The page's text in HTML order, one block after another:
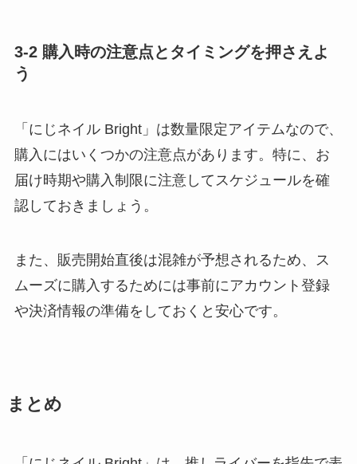
3-2 購入時の注意点とタイミングを押さえよ
う
「にじネイル Bright」は数量限定アイテムなので、
購入にはいくつかの注意点があります。 特に、お
届け時期や購入制限に注意してスケジュールを確
認しておきましょう。
また、販売開始直後は混雑が予想されるため、ス
ムーズに購入するためには事前にアカウント登録
や決済情報の準備をしておくと安心です。
まとめ